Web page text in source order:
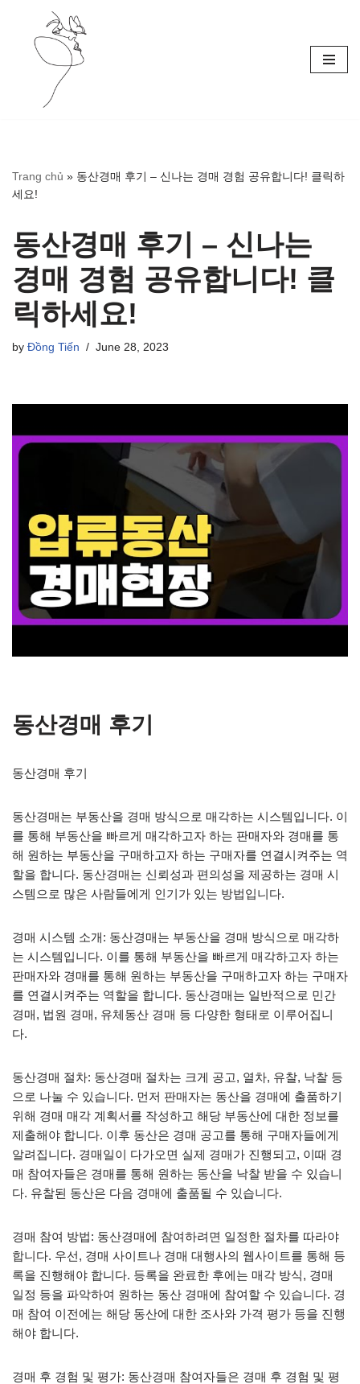
Skip
Trang chủ » 동산경매 후기 – 신나는 경매 경험 공유합니다! 클릭하
세요!
동산경매 후기 – 신나는
경매 경험 공유합니다! 클
릭하세요!
by Đồng Tiến June 28, 2023
동산경매 후기
동산경매 후기
동산경매는 부동산을 경매 방식으로 매각하는 시스템입니다. 이
를 통해 부동산을 빠르게 매각하고자 하는 판매자와 경매를 통
해 원하는 부동산을 구매하고자 하는 구매자를 연결시켜주는 역
할을 합니다. 동산경매는 신뢰성과 편의성을 제공하는 경매 시
스템으로 많은 사람들에게 인기가 있는 방법입니다.
경매 시스템 소개: 동산경매는 부동산을 경매 방식으로 매각하
는 시스템입니다. 이를 통해 부동산을 빠르게 매각하고자 하는
판매자와 경매를 통해 원하는 부동산을 구매하고자 하는 구매자
를 연결시켜주는 역할을 합니다. 동산경매는 일반적으로 민간
경매, 법원 경매, 유체동산 경매 등 다양한 형태로 이루어집니
다.
동산경매 절차: 동산경매 절차는 크게 공고, 열차, 유찰, 낙찰 등
으로 나눌 수 있습니다. 먼저 판매자는 동산을 경매에 출품하기
위해 경매 매각 계획서를 작성하고 해당 부동산에 대한 정보를
제출해야 합니다. 이후 동산은 경매 공고를 통해 구매자들에게
알려집니다. 경매일이 다가오면 실제 경매가 진행되고, 이때 경
매 참여자들은 경매를 통해 원하는 동산을 낙찰 받을 수 있습니
다. 유찰된 동산은 다음 경매에 출품될 수 있습니다.
경매 참여 방법: 동산경매에 참여하려면 일정한 절차를 따라야
합니다. 우선, 경매 사이트나 경매 대행사의 웹사이트를 통해 등
록을 진행해야 합니다. 등록을 완료한 후에는 매각 방식, 경매
일정 등을 파악하여 원하는 동산 경매에 참여할 수 있습니다. 경
매 참여 이전에는 해당 동산에 대한 조사와 가격 평가 등을 진행
해야 합니다.
경매 후 경험 및 평가: 동산경매 참여자들은 경매 후 경험 및 평